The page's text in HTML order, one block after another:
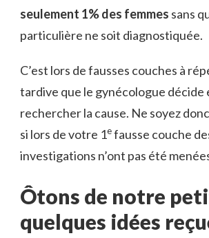
seulement 1% des femmes sans
particulière ne soit diagnostiquée.
C’est lors de fausses couches à
tardive que le gynécologue décide
rechercher la cause. Ne soyez
si lors de votre 1efausse couche
investigations n’ont pas été
Ôtons de notre
quelques idées